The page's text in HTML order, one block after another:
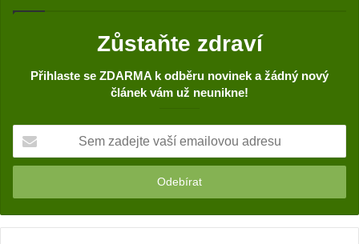
Zůstaňte zdraví
Přihlaste se ZDARMA k odběru novinek a žádný nový
článek vám už neunikne!
m
a
d